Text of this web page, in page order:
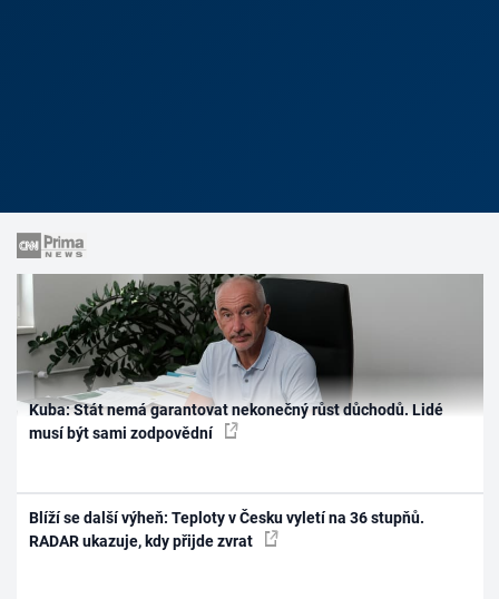
Kuba: Stát nemá garantovat nekonečný růst důchodů. Lidé
musí být sami zodpovědní
Blíží se další výheň: Teploty v Česku vyletí na 36 stupňů.
RADAR ukazuje, kdy přijde zvrat